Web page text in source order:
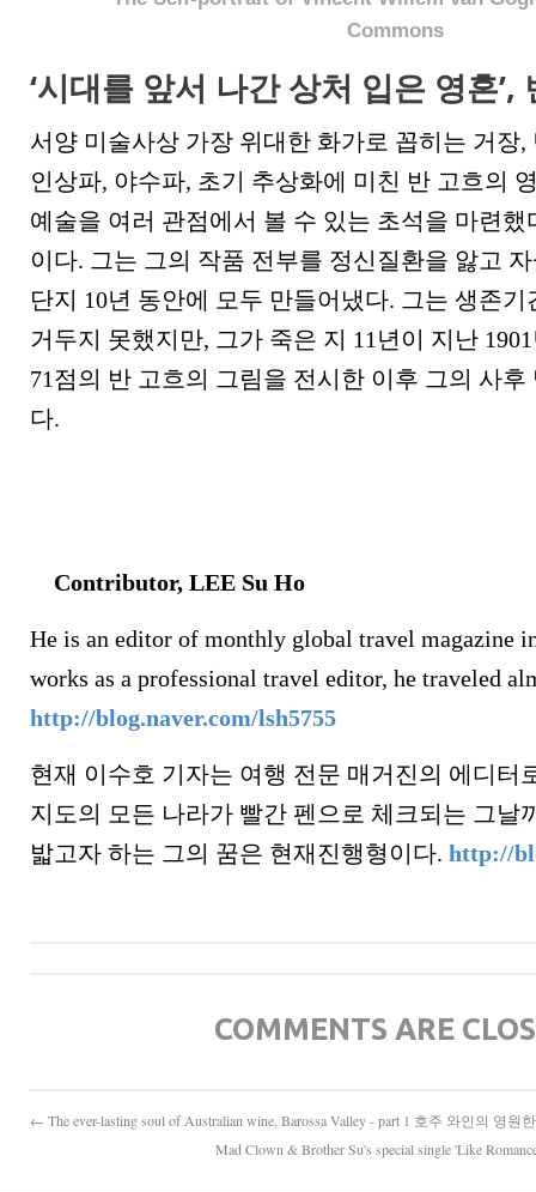
Commons
‘시대를 앞서 나간 상처 입은 영혼’,
서양 미술사상 가장 위대한 화가로 꼽히는 거장,
인상파, 야수파, 초기 추상화에 미친 반 고흐의
예술을 여러 관점에서 볼 수 있는 초석을 마련했
이다. 그는 그의 작품 전부를 정신질환을 앓고
단지 10년 동안에 모두 만들어냈다. 그는 생존
거두지 못했지만, 그가 죽은 지 11년이 지난
71점의 반 고흐의 그림을 전시한 이후 그의 사
다.
Contributor, LEE Su Ho
He is an editor of monthly global travel magazine
works as a professional travel editor, he traveled
http://blog.naver.com/lsh5755
현재 이수호 기자는 여행 전문 매거진의 에디터
지도의 모든 나라가 빨간 펜으로 체크되는 그날
밟고자 하는 그의 꿈은 현재진행형이다. http://
COMMENTS ARE
← The ever-lasting soul of Australian wine, Barossa Valley - part 1 호주 와인의 영
Mad Clown & Brother Su's special single 'Like